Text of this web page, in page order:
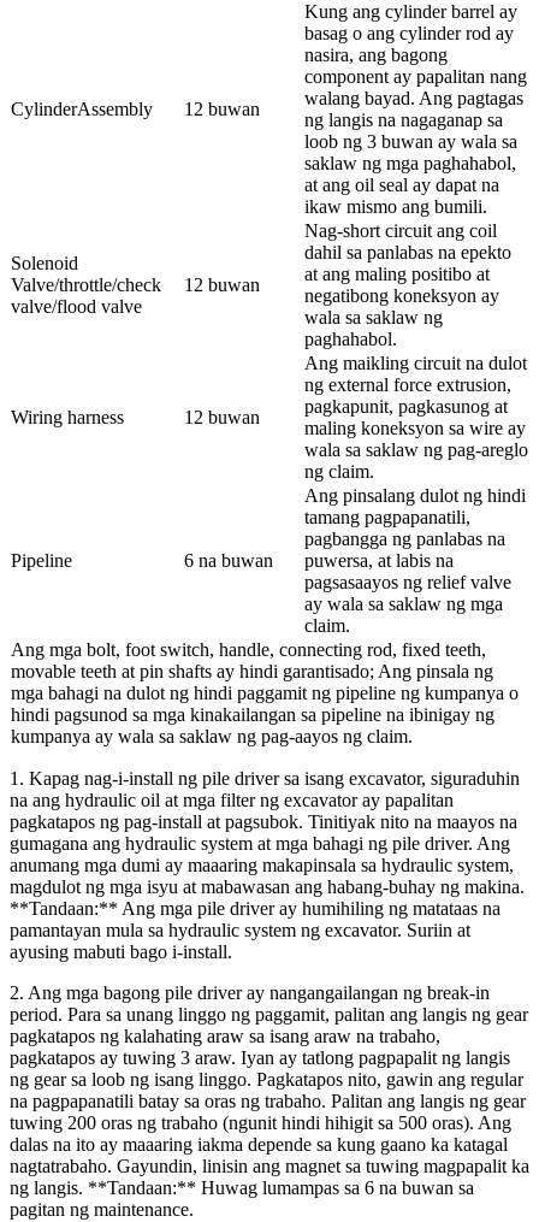
CylinderAssembly 12 buwan
Kung ang cylinder barrel ay
basag o ang cylinder rod ay
nasira, ang bagong
component ay papalitan nang
walang bayad. Ang pagtagas
ng langis na nagaganap sa
loob ng 3 buwan ay wala sa
saklaw ng mga paghahabol,
at ang oil seal ay dapat na
ikaw mismo ang bumili.
Solenoid
Valve/throttle/check
valve/flood valve
12 buwan
Nag-short circuit ang coil
dahil sa panlabas na epekto
at ang maling positibo at
negatibong koneksyon ay
wala sa saklaw ng
paghahabol.
Wiring harness 12 buwan
Ang maikling circuit na dulot
ng external force extrusion,
pagkapunit, pagkasunog at
maling koneksyon sa wire ay
wala sa saklaw ng pag-areglo
ng claim.
Pipeline 6 na buwan
Ang pinsalang dulot ng hindi
tamang pagpapanatili,
pagbangga ng panlabas na
puwersa, at labis na
pagsasaayos ng relief valve
ay wala sa saklaw ng mga
claim.
Ang mga bolt, foot switch, handle, connecting rod, fixed teeth,
movable teeth at pin shafts ay hindi garantisado; Ang pinsala ng
mga bahagi na dulot ng hindi paggamit ng pipeline ng kumpanya o
hindi pagsunod sa mga kinakailangan sa pipeline na ibinigay ng
kumpanya ay wala sa saklaw ng pag-aayos ng claim.
1. Kapag nag-i-install ng pile driver sa isang excavator, siguraduhin
na ang hydraulic oil at mga filter ng excavator ay papalitan
pagkatapos ng pag-install at pagsubok. Tinitiyak nito na maayos na
gumagana ang hydraulic system at mga bahagi ng pile driver. Ang
anumang mga dumi ay maaaring makapinsala sa hydraulic system,
magdulot ng mga isyu at mabawasan ang habang-buhay ng makina.
**Tandaan:** Ang mga pile driver ay humihiling ng matataas na
pamantayan mula sa hydraulic system ng excavator. Suriin at
ayusing mabuti bago i-install.
2. Ang mga bagong pile driver ay nangangailangan ng break-in
period. Para sa unang linggo ng paggamit, palitan ang langis ng gear
pagkatapos ng kalahating araw sa isang araw na trabaho,
pagkatapos ay tuwing 3 araw. Iyan ay tatlong pagpapalit ng langis
ng gear sa loob ng isang linggo. Pagkatapos nito, gawin ang regular
na pagpapanatili batay sa oras ng trabaho. Palitan ang langis ng gear
tuwing 200 oras ng trabaho (ngunit hindi hihigit sa 500 oras). Ang
dalas na ito ay maaaring iakma depende sa kung gaano ka katagal
nagtatrabaho. Gayundin, linisin ang magnet sa tuwing magpapalit ka
ng langis. **Tandaan:** Huwag lumampas sa 6 na buwan sa
pagitan ng maintenance.